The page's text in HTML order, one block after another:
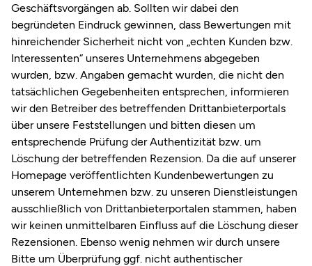
Geschäftsvorgängen ab. Sollten wir dabei den
begründeten Eindruck gewinnen, dass Bewertungen mit
hinreichender Sicherheit nicht von „echten Kunden bzw.
Interessenten“ unseres Unternehmens abgegeben
wurden, bzw. Angaben gemacht wurden, die nicht den
tatsächlichen Gegebenheiten entsprechen, informieren
wir den Betreiber des betreffenden Drittanbieterportals
über unsere Feststellungen und bitten diesen um
entsprechende Prüfung der Authentizität bzw. um
Löschung der betreffenden Rezension. Da die auf unserer
Homepage veröffentlichten Kundenbewertungen zu
unserem Unternehmen bzw. zu unseren Dienstleistungen
ausschließlich von Drittanbieterportalen stammen, haben
wir keinen unmittelbaren Einfluss auf die Löschung dieser
Rezensionen. Ebenso wenig nehmen wir durch unsere
Bitte um Überprüfung ggf. nicht authentischer